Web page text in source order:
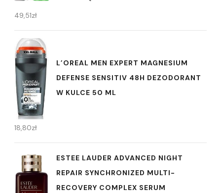
49,51zł
L’OREAL MEN EXPERT MAGNESIUM
DEFENSE SENSITIV 48H DEZODORANT
W KULCE 50 ML
18,80zł
ESTEE LAUDER ADVANCED NIGHT
REPAIR SYNCHRONIZED MULTI-
RECOVERY COMPLEX SERUM